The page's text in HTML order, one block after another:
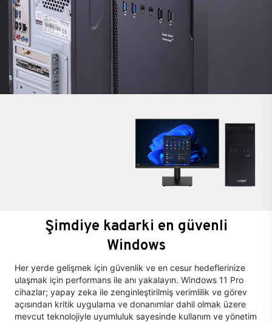
Şimdiye kadarki en güvenli
Windows
Her yerde gelişmek için güvenlik ve en cesur hedeflerinize
ulaşmak için performans ile anı yakalayın. Windows 11 Pro
cihazlar; yapay zeka ile zenginleştirilmiş verimlilik ve görev
açısından kritik uygulama ve donanımlar dahil olmak üzere
mevcut teknolojiyle uyumluluk sayesinde kullanım ve yönetim